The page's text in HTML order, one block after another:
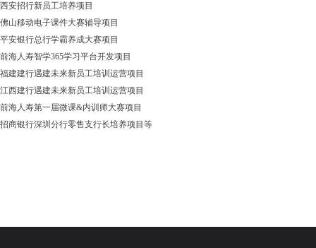
西安招行新员工培养项目
佛山移动电子课件大赛辅导项目
平安银行总行学霸养成大赛项目
前海人寿智学365学习平台开发项目
福建建行遇建未来新员工培训运营项目
江西建行遇建未来新员工培训运营项目
前海人寿第一届微课&内训师大赛项目
招商银行深圳分行零售支行长培养项目等